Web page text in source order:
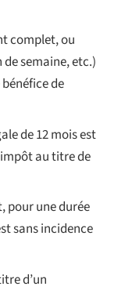
complet, ou
semaine, etc.)
de
de 12 mois est
au titre de
pour une durée
sans incidence
d’un